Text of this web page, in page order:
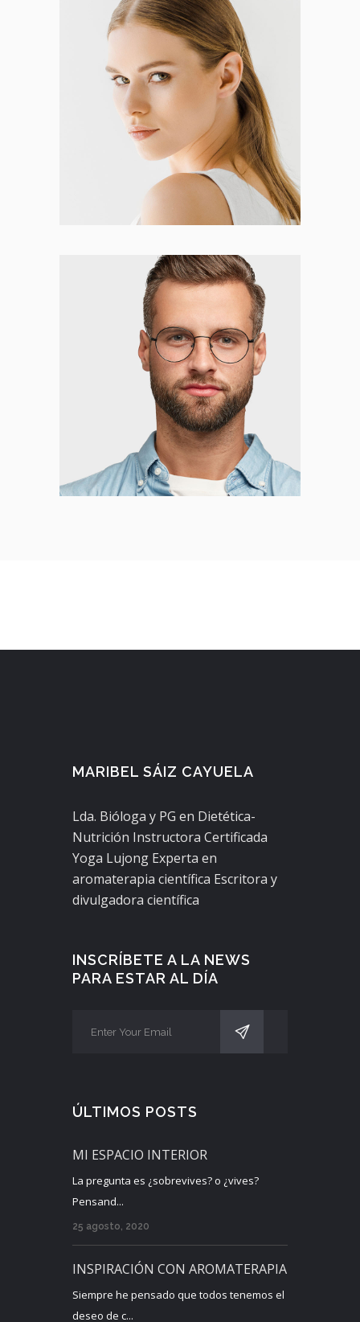
MARIBEL SÁIZ CAYUELA
Lda. Bióloga y PG en Dietética-
Nutrición Instructora Certificada
Yoga Lujong Experta en
aromaterapia científica Escritora y
divulgadora científica
INSCRÍBETE A LA NEWS
PARA ESTAR AL DÍA
ÚLTIMOS POSTS
MI ESPACIO INTERIOR
La pregunta es ¿sobrevives? o ¿vives?
Pensand...
25 agosto, 2020
INSPIRACIÓN CON AROMATERAPIA
Siempre he pensado que todos tenemos el
deseo de c...